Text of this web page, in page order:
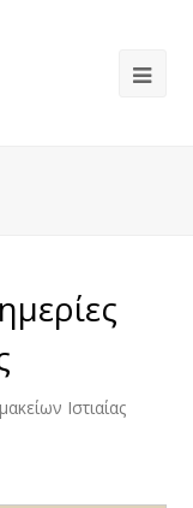
Ιστιαίας